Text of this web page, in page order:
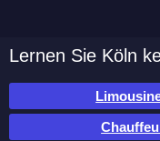
Lernen Sie Köln